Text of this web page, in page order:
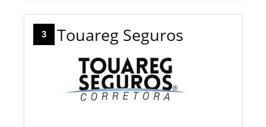
3 Touareg Seguros